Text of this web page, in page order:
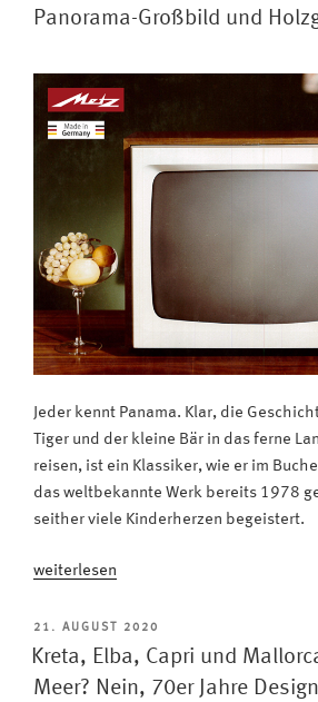
Panorama-Großbild und
Jeder kennt Panama. Klar, die
Tiger und der kleine Bär in das ferne
reisen, ist ein Klassiker, wie er im
das weltbekannte Werk bereits 1978
seither viele Kinderherzen begeistert.
„Oh,
schön
ist
Panama:
weiterlesen
VERÖFFENTLICHT
AM
21. AUGUST 2020
Kreta, Elba, Capri und
Meer? Nein, 70er Jahre